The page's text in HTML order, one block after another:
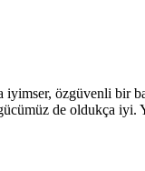
özgüvenli bir
de oldukça